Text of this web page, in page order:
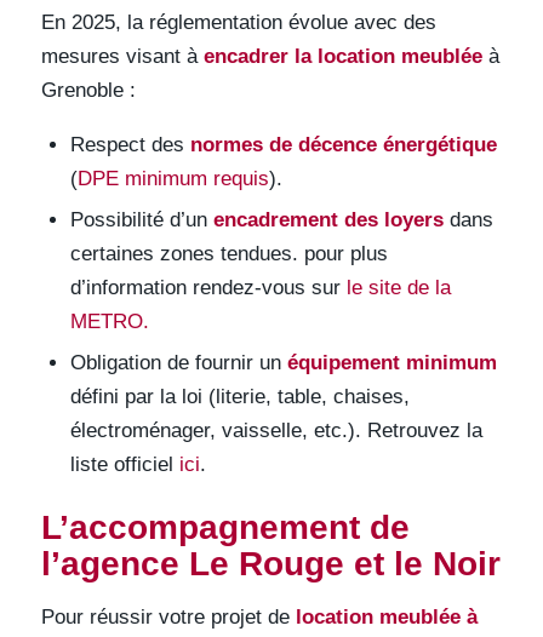
En 2025, la réglementation évolue avec des
mesures visant à encadrer la location meubléeà
Grenoble :
Respect des normes de décence énergétique
(DPE minimum requis).
Possibilité d’un encadrement des loyersdans
certaines zones tendues. pour plus
d’information rendez-vous sur le site de la
METRO.
Obligation de fournir un équipement minimum
défini par la loi (literie, table, chaises,
électroménager, vaisselle, etc.). Retrouvez la
liste officiel ici.
L’accompagnement de
l’agence Le Rouge et le Noir
Pour réussir votre projet de location meublée à